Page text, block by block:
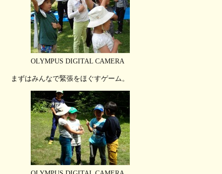
OLYMPUS DIGITAL CAMERA
まずはみんなで緊張をほぐすゲーム。